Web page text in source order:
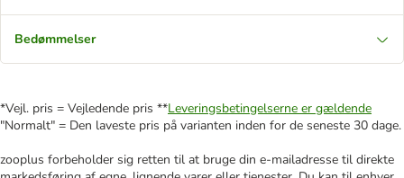
Bedømmelser
*Vejl. pris = Vejledende pris **Leveringsbetingelserne er gældende
"Normalt" = Den laveste pris på varianten inden for de seneste 30 dage.
zooplus forbeholder sig retten til at bruge din e-mailadresse til direkte